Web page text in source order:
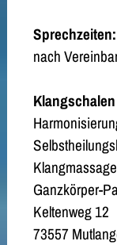
Sprechzeiten:
nach
Ganzkörper-
Keltenweg 12
73557